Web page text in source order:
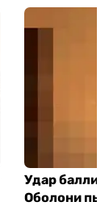
Удар
Оболони